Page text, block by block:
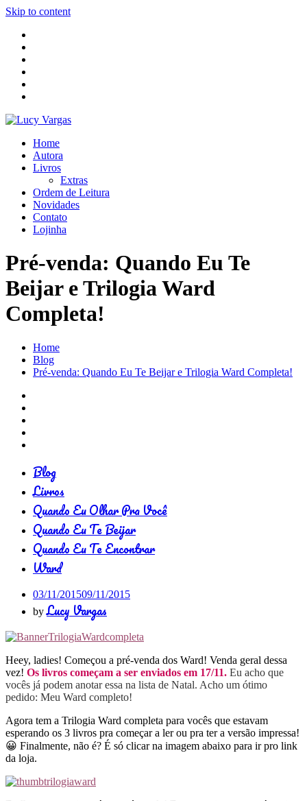
Skip to content
Home
Autora
Livros
Extras
Ordem de Leitura
Novidades
Contato
Lojinha
Pré-venda: Quando Eu Te
Beijar e Trilogia Ward
Completa!
Home
Blog
Pré-venda: Quando Eu Te Beijar e Trilogia Ward Completa!
Blog
Livros
Quando Eu Olhar Pra Você
Quando Eu Te Beijar
Quando Eu Te Encontrar
Ward
03/11/201509/11/2015
byLucy Vargas
Heey, ladies! Começou a pré-venda dos Ward! Venda geral dessa
vez! Os livros começam a ser enviados em 17/11. Eu acho que
vocês já podem anotar essa na lista de Natal. Acho um ótimo
pedido: Meu Ward completo!
Agora tem a Trilogia Ward completa para vocês que estavam
esperando os 3 livros pra começar a ler ou pra ter a versão impressa!
😀 Finalmente, não é? É só clicar na imagem abaixo para ir pro link
da loja.